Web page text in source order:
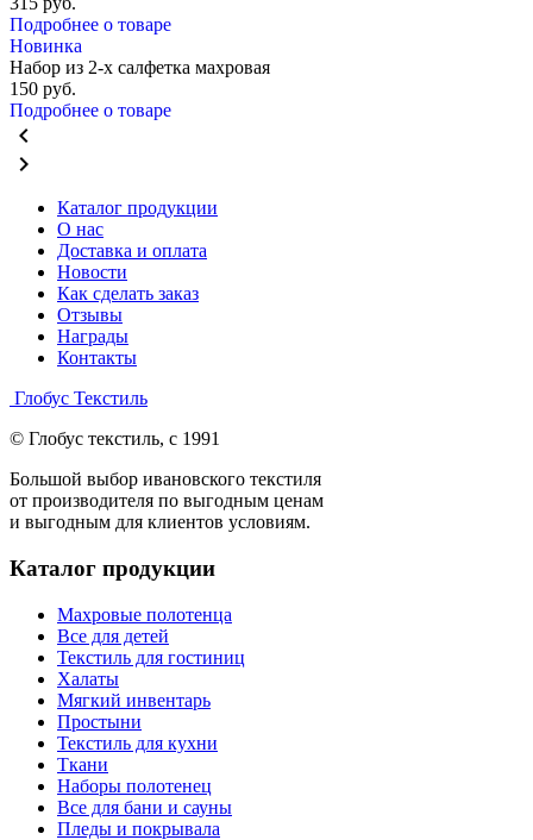
Подробнее о товаре
Новинка
Набор из 2-х салфетка махровая
150 руб.
Подробнее о товаре
chevron_left
chevron_right
Каталог продукции
О нас
Доставка и оплата
Новости
Как сделать заказ
Отзывы
Награды
Контакты
Глобус Текстиль
© Глобус текстиль, с 1991
Большой выбор ивановского текстиля
от производителя по выгодным ценам
и выгодным для клиентов условиям.
Каталог продукции
Махровые полотенца
Все для детей
Текстиль для гостиниц
Халаты
Мягкий инвентарь
Простыни
Текстиль для кухни
Ткани
Наборы полотенец
Все для бани и сауны
Пледы и покрывала